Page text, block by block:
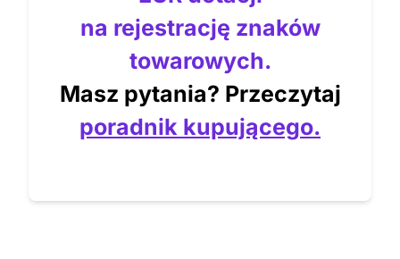
na rejestrację znaków
towarowych.
Masz pytania? Przeczytaj
poradnik kupującego.